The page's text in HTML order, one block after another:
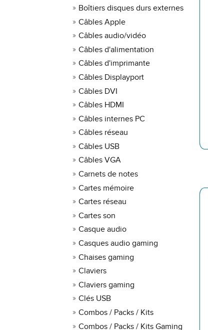
Boîtiers disques durs externes
Câbles Apple
Câbles audio/vidéo
Câbles d'alimentation
Câbles d'imprimante
Câbles Displayport
Câbles DVI
Câbles HDMI
Câbles internes PC
Câbles réseau
Câbles USB
Câbles VGA
Carnets de notes
Cartes mémoire
Cartes réseau
Cartes son
Casque audio
Casques audio gaming
Chaises gaming
Claviers
Claviers gaming
Clés USB
Combos / Packs / Kits
Combos / Packs / Kits Gaming